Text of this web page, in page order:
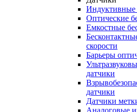
Индуктивные
Оптические
Емкостные
скорости
Барьеры
датчики
датчики
Датчики
Аналоговые